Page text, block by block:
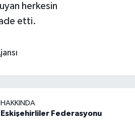
herkesin
etti.
HAKKINDA
Eskişehirliler Federasyonu